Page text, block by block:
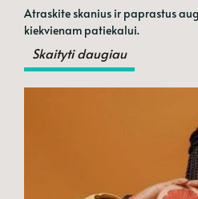
Atraskite skanius ir paprastus
kiekvienam patiekalui.
Skaityti daugiau